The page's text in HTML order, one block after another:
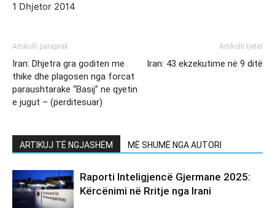
1 Dhjetor 2014
Artikulli paraprak
Iran: Dhjetra gra goditen me
thike dhe plagosen nga forcat
paraushtarake “Basij” ne qyetin
e jugut – (perditesuar)
Artikulli tjetër
Iran: 43 ekzekutime në 9 ditë
ARTIKUJ TË NGJASHËM MË SHUMË NGA AUTORI
Raporti Inteligjencë Gjermane 2025:
Kërcënimi në Rritje nga Irani